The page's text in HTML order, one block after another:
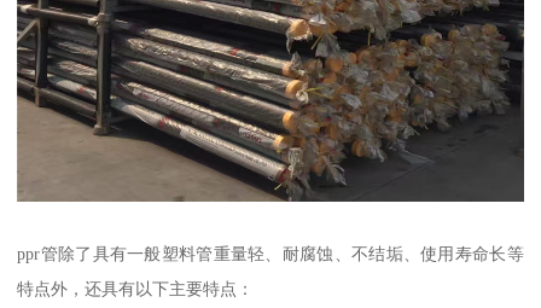
ppr管除了具有一般塑料管重量轻、耐腐蚀、不结垢、使用寿命长等
特点外，还具有以下主要特点：